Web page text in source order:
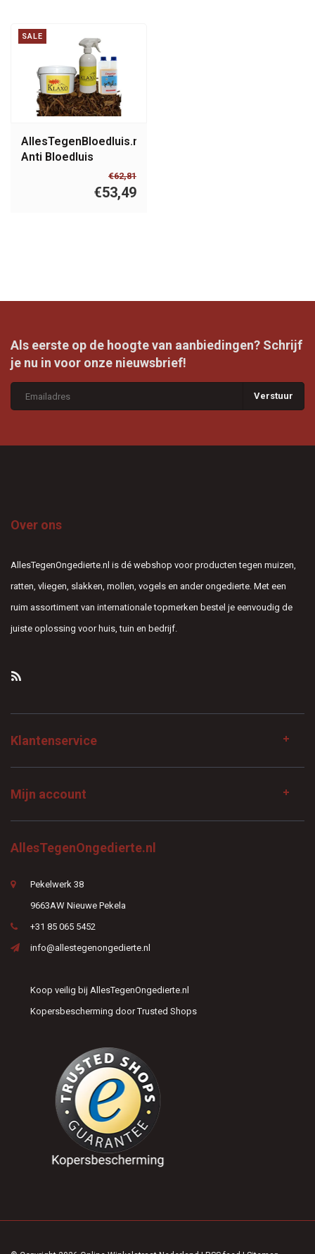
SALE
AllesTegenBloedluis.nl
Anti Bloedluis
Winterklaar pakket€62,81
€53,49
Als eerste op de hoogte van aanbiedingen? Schrijf
je nu in voor onze nieuwsbrief!
Verstuur
Over ons
AllesTegenOngedierte.nl is dé webshop voor producten tegen muizen,
ratten, vliegen, slakken, mollen, vogels en ander ongedierte. Met een
ruim assortiment van internationale topmerken bestel je eenvoudig de
juiste oplossing voor huis, tuin en bedrijf.
Klantenservice
Mijn account
AllesTegenOngedierte.nl
Pekelwerk 38
9663AW Nieuwe Pekela
+31 85 065 5452
info@allestegenongedierte.nl
Koop veilig bij AllesTegenOngedierte.nl
Kopersbescherming door Trusted Shops